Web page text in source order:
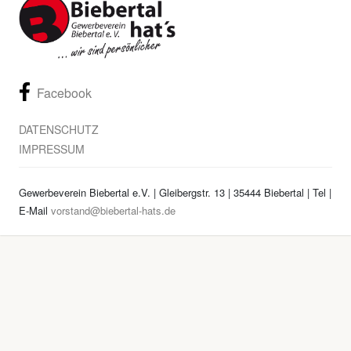
Facebook
DATENSCHUTZ
IMPRESSUM
Gewerbeverein Biebertal e.V. | Gleibergstr. 13 | 35444 Biebertal | Tel |
E-Mail vorstand@biebertal-hats.de